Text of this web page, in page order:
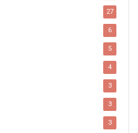
27
6
5
4
3
3
3